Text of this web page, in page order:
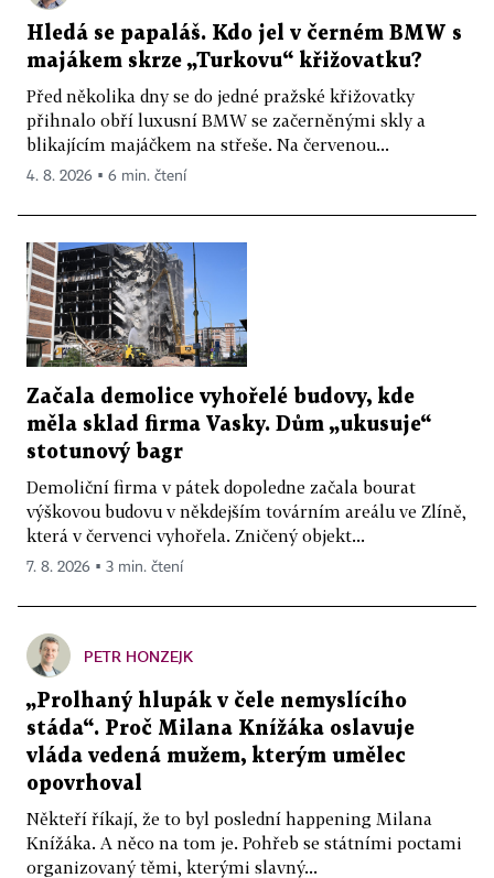
Hledá se papaláš. Kdo jel v černém BMW s
majákem skrze „Turkovu“ křižovatku?
Před několika dny se do jedné pražské křižovatky
přihnalo obří luxusní BMW se začerněnými skly a
blikajícím majáčkem na střeše. Na červenou...
4. 8. 2026 ▪ 6 min. čtení
Začala demolice vyhořelé budovy, kde
měla sklad firma Vasky. Dům „ukusuje“
stotunový bagr
Demoliční firma v pátek dopoledne začala bourat
výškovou budovu v někdejším továrním areálu ve Zlíně,
která v červenci vyhořela. Zničený objekt...
7. 8. 2026 ▪ 3 min. čtení
PETR HONZEJK
„Prolhaný hlupák v čele nemyslícího
stáda“. Proč Milana Knížáka oslavuje
vláda vedená mužem, kterým umělec
opovrhoval
Někteří říkají, že to byl poslední happening Milana
Knížáka. A něco na tom je. Pohřeb se státními poctami
organizovaný těmi, kterými slavný...